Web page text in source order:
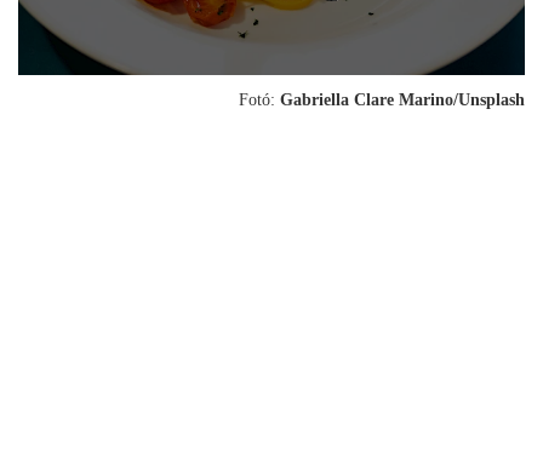
Fotó: Gabriella Clare Marino/Unsplash